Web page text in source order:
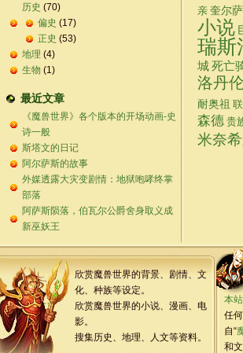
历史 (70)
偏史 (17)
正史 (53)
地理 (4)
生物 (1)
最近文章
《魔兽世界》各个版本的开场动画-史
诗一般
斯塔文的日记
阿尔萨斯的故事
外媒透露大灾变剧情：地狱咆哮终掌
部落
阿萨斯陨落，伯瓦尔公爵舍身取义成
新巫妖王
亲 奎尔
小说
瑞斯
城死亡
洛丹
耐奥祖
森德 贵
米奈
欣赏魔兽世界的背景、剧情、文
化、种族等设定。
欣赏魔兽世界的小说、漫画、电
影。
搜集历史、地理、人文等资料。
本站
任
自“
和